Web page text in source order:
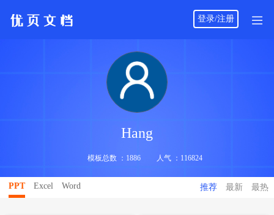
登录/注册
Hang
模板总数 ：1886 人气 ：116824
PPT Excel Word 推荐 最新 最热